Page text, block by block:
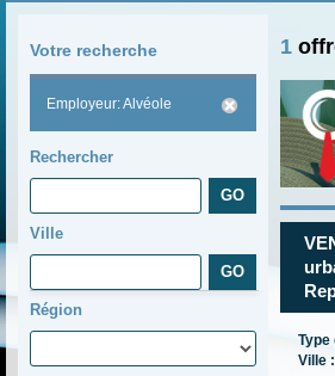
Votre recherche
Employeur: Alvéole
Rechercher
Ville
Région
1
Type
Ville :